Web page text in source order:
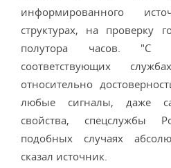
информированного
структурах, на проверку
полутора часов. "С
соответствующих
относительно
любые сигналы, даже
свойства, спецслужбы
подобных случаях
сказал источник.